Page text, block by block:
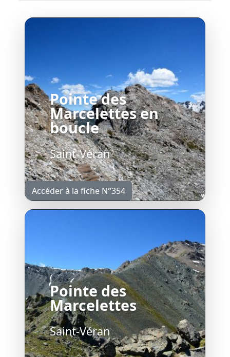
Pointe des
Marcelettes en
boucle
Saint-Véran
Accéder à la fiche N°354
Pointe des
Marcelettes
Saint-Véran